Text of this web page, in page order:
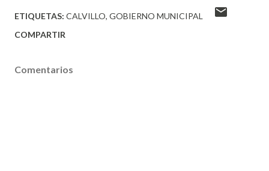
ETIQUETAS: CALVILLO GOBIERNO MUNICIPAL
COMPARTIR
Comentarios